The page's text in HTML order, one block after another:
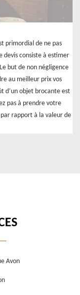
primordial de ne pas
devis consiste à estimer
but de non négligence
au meilleur prix vos
d’un objet brocante est
pas à prendre votre
rapport à la valeur de
Avon